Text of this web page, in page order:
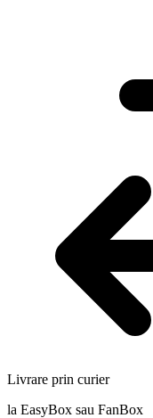
Livrare prin curier
la EasyBox sau FanBox